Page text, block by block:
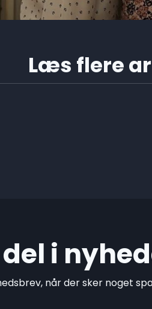
Læs flere
del i
når der sker noget